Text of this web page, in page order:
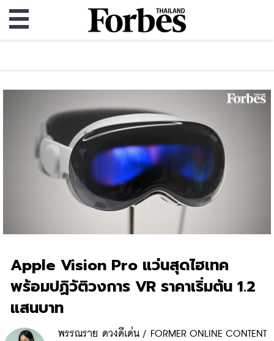
Apple Vision Pro แว่นสุดไฮเทค
พร้อมปฏิวัติวงการ VR ราคาเริ่มต้น 1.2
แสนบาท
พรรณราย ดวงดีเด่น / FORMER ONLINE CONTENT